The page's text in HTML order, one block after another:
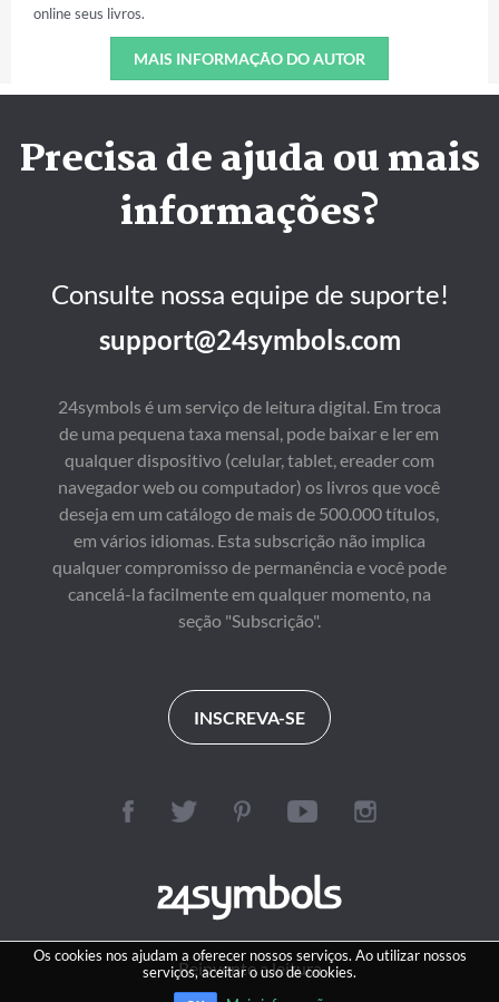
online seus livros.
MAIS INFORMAÇÃO DO AUTOR
Os cookies nos ajudam a oferecer nossos serviços. Ao utilizar nossos
serviços, aceitar o uso de cookies.
Precisa de ajuda ou mais
informações?
Consulte nossa equipe de suporte!
support@24symbols.com
24symbols é um serviço de leitura digital. Em troca
de uma pequena taxa mensal, pode baixar e ler em
qualquer dispositivo (celular, tablet, ereader com
navegador web ou computador) os livros que você
deseja em um catálogo de mais de 500.000 títulos,
em vários idiomas. Esta subscrição não implica
qualquer compromisso de permanência e você pode
cancelá-la facilmente em qualquer momento, na
seção "Subscrição".
INSCREVA-SE
Reinvente a leitura